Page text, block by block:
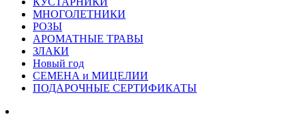
МНОГОЛЕТНИКИ
РОЗЫ
АРОМАТНЫЕ ТРАВЫ
ЗЛАКИ
Новый год
СЕМЕНА и МИЦЕЛИИ
ПОДАРОЧНЫЕ СЕРТИФИКАТЫ